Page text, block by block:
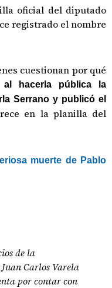
oficial del diputado
registrado el nombre
cuestionan por qué
al hacerla pública la
Serrano y publicó el
en la planilla del
muerte de Pablo
de la
Carlos Varela
por contar con